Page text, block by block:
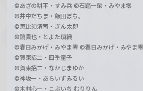
©あざの耕平・すみ兵 ©石踏一榮・みやま零
©井中だちま・飯田ぽち。
©恵比須清司・ぎん太郎
©鏡貴也・とよた瑣織
©春日みかげ・みやま零 ©春日みかげ・みやま
©賀東招二・四季童子
©賀東招二・なかじまゆか
©神坂一・あらいずみるい
©木村心一・こぶいち むりりん